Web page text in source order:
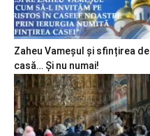
Zaheu Vameșul și sfințirea de
casă… Și nu numai!